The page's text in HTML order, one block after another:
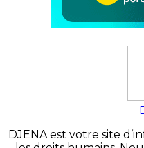
DJENA est votre site